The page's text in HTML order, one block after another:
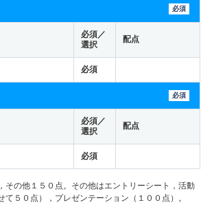
必須
必須／
選択
配点
必須
必須
必須／
選択
配点
必須
その他１５０点。その他はエントリーシート，活動
て５０点），プレゼンテーション（１００点）。